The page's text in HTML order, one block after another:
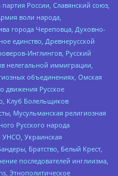
России, Славянский союз,
воли народа,
города Череповца, Духовно-
единство, Древнерусской
Инглингов, Русский
нелегальной иммиграции,
объединениях, Омская
движения Русское
Клуб Болельщиков
Мусульманская религиозная
Русского народа
УНСО, Украинская
Братство, Белый Крест,
последователей инглиизма,
Этнополитическое